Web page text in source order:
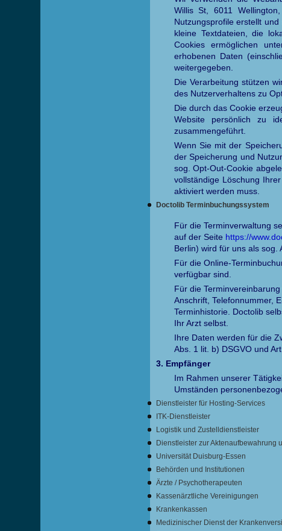
Willis St, 6011
Nutzungsprofile erstellt
kleine Textdateien, die
Cookies ermöglichen
erhobenen Daten
weitergegeben.
Die Verarbeitung stützen
des Nutzerverhaltens zu
Die durch das Cookie
Website persönlich zu
zusammengeführt.
Wenn Sie mit der
der Speicherung und
sog. Opt-Out-Cookie
vollständige Löschung
aktiviert werden muss.
Doctolib Terminbuchungssystem
Für die Terminverwaltung
auf der Seite https://
Berlin) wird für uns als sog.
Für die Online-
verfügbar sind.
Für die
Anschrift, Telefonnummer,
Terminhistorie. Doctolib
Ihr Arzt selbst.
Ihre Daten werden für die
Abs. 1 lit. b) DSGVO und
3. Empfänger
Im Rahmen unserer
Umständen
Dienstleister für Hosting-Services
ITK-Dienstleister
Logistik und Zustelldienstleister
Dienstleister zur Aktenaufbewahrung
Universität Duisburg-Essen
Behörden und Institutionen
Ärzte / Psychotherapeuten
Kassenärztliche Vereinigungen
Krankenkassen
Medizinischer Dienst der